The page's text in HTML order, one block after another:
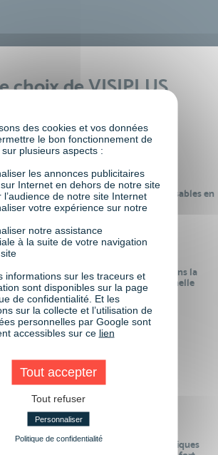
choix de VISIPLUS
000
100% des formations réalisables en
digital learning
préparer au
24 ans d'expérience dans la
formation professionnelle
Des intervenants
pendant ou
Des contenus pédagogiques
des cookies et vos données
le bon fonctionnement de
plusieurs aspects :
les annonces publicitaires
Internet en dehors de notre site
l’audience de notre site Internet
votre expérience sur notre
notre assistance
à la suite de votre navigation
informations sur les traceurs et
sont disponibles sur la page
de confidentialité. Et les
sur la collecte et l’utilisation de
personnelles par Google sont
accessibles sur ce lien
Tout accepter
Tout refuser
Personnaliser
Politique de confidentialité